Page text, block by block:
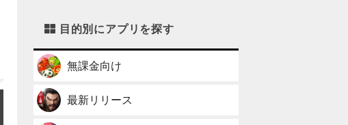
目的別にアプリを探す
無課金向け
最新リリース